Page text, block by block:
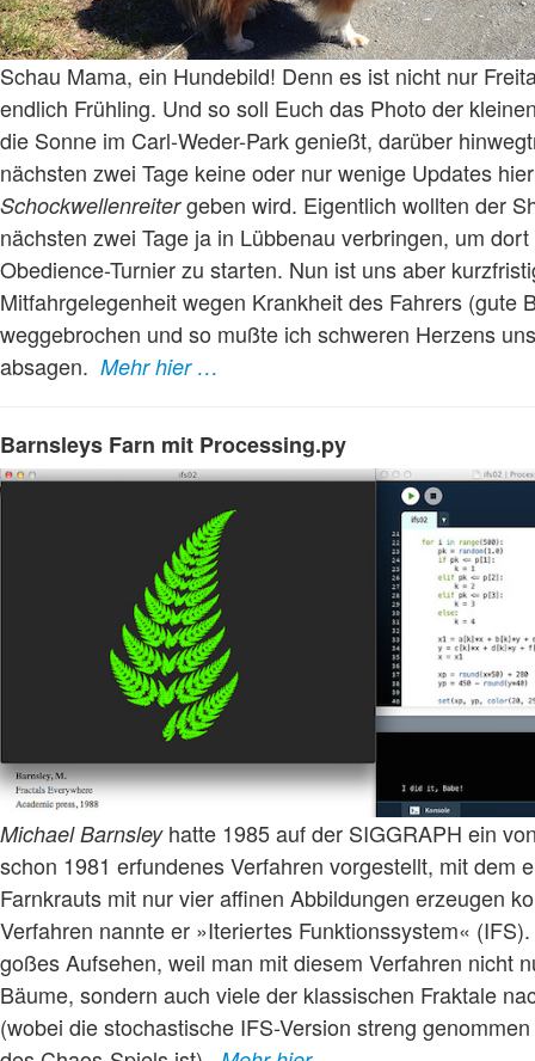
Schau Mama, ein Hundebild! Denn es ist nicht nur
endlich Frühling. Und so soll Euch das Photo der
die Sonne im Carl-Weder-Park genießt, darüber
nächsten zwei Tage keine oder nur wenige Updates
Schockwellenreitergeben wird. Eigentlich wollten der
nächsten zwei Tage ja in Lübbenau verbringen, um
Obedience-Turnier zu starten. Nun ist uns aber
Mitfahrgelegenheit wegen Krankheit des Fahrers (gute
weggebrochen und so mußte ich schweren Herzens
absagen. Mehr hier …
Barnsleys Farn mit Processing.py
Michael Barnsleyhatte 1985 auf der SIGGRAPH ein
schon 1981 erfundenes Verfahren vorgestellt, mit dem
Farnkrauts mit nur vier affinen Abbildungen erzeugen
Verfahren nannte er »Iteriertes Funktionssystem«
goßes Aufsehen, weil man mit diesem Verfahren nicht
Bäume, sondern auch viele der klassischen Fraktale
(wobei die stochastische IFS-Version streng